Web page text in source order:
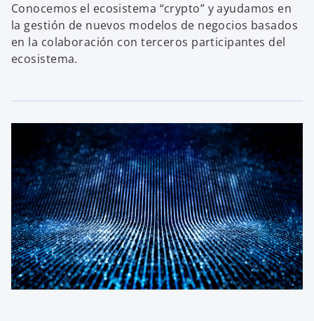
Conocemos el ecosistema “crypto” y ayudamos en
la gestión de nuevos modelos de negocios basados
en la colaboración con terceros participantes del
ecosistema.